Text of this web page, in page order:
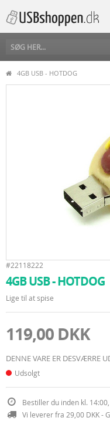
4GB USB - HOTDOG
#22118222
4GB USB - HOTDOG
Lige til at spise
119,00 DKK
DENNE VARE ER DESVÆRRE
Udsolgt
Bestiller du inden kl.
Vi leverer fra 29,00 DKK -